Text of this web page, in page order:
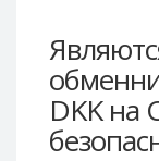
DKK на
PaySera PLN
AliPay CNY
UnionPay CNY
Paymer USD